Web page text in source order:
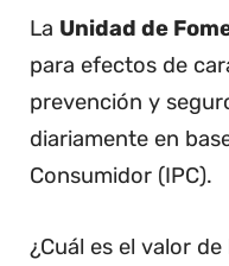
La Unidad de
para efectos de
prevención y
diariamente en
Consumidor (IPC).
¿Cuál es el valor